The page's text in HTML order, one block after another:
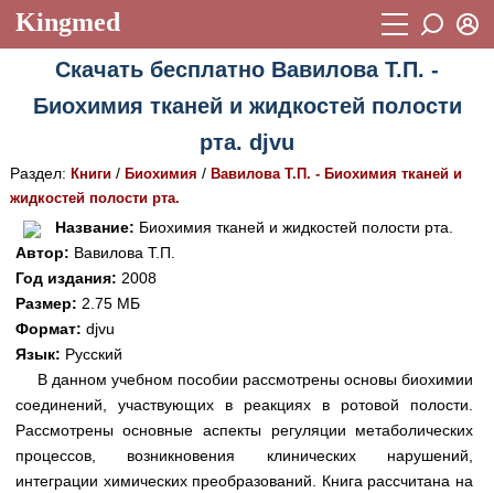
Kingmed
Учебный материал
Видеогалерея 899
Истории болезней 1268
Лекции и презентации
Аккредитационные тесты
Методические рекомендации
Научно-популярное
Статьи
Новости (244)
Восстановить пароль
Регистрация
Скачать бесплатно Вавилова Т.П. -
Биохимия тканей и жидкостей полости
рта. djvu
Раздел: Книги/ Биохимия / Вавилова Т.П. - Биохимия тканей и
жидкостей полости рта.
Название: Биохимия тканей и жидкостей полости рта.
Автор: Вавилова Т.П.
Год издания: 2008
Размер: 2.75 МБ
Формат: djvu
Язык: Русский
В данном учебном пособии рассмотрены основы биохимии
соединений, участвующих в реакциях в ротовой полости.
Рассмотрены основные аспекты регуляции метаболических
процессов, возникновения клинических нарушений,
интеграции химических преобразований. Книга рассчитана на